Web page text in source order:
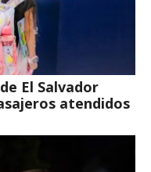
El Salvador
atendidos